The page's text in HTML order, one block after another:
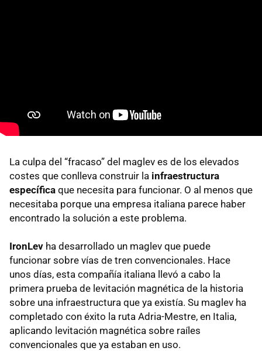
La culpa del “fracaso” del maglev es de los elevados
costes que conlleva construir la infraestructura
específica que necesita para funcionar. O al menos que
necesitaba porque una empresa italiana parece haber
encontrado la solución a este problema.
IronLev ha desarrollado un maglev que puede
funcionar sobre vías de tren convencionales. Hace
unos días, esta compañía italiana llevó a cabo la
primera prueba de levitación magnética de la historia
sobre una infraestructura que ya existía. Su maglev ha
completado con éxito la ruta Adria-Mestre, en Italia,
aplicando levitación magnética sobre raíles
convencionales que ya estaban en uso.